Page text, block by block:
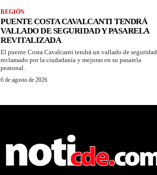
REGIÓN
PUENTE COSTA CAVALCANTI TENDRÁ
VALLADO DE SEGURIDAD Y PASARELA
REVITALIZADA
El puente Costa Cavalcanti tendrá un vallado de seguridad
reclamado por la ciudadanía y mejoras en su pasarela
peatonal.
6 de agosto de 2026